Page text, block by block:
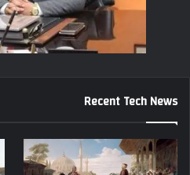
Recent Tech News